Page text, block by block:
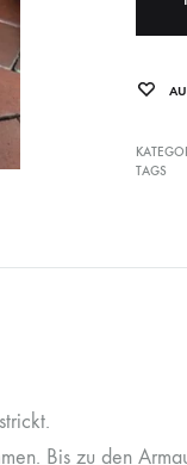
TAGS
Bis zu den